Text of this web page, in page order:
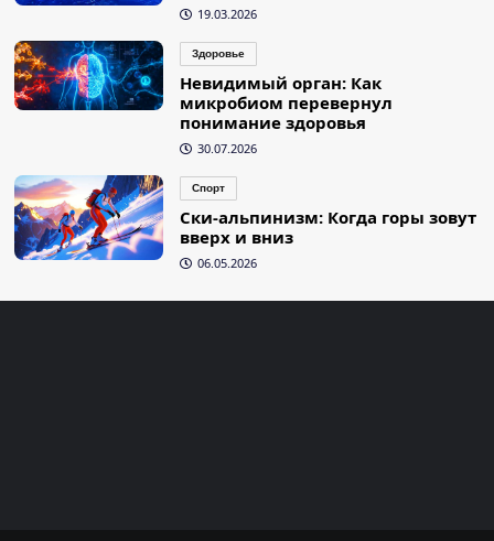
19.03.2026
Здоровье
Невидимый орган: Как
микробиом перевернул
понимание здоровья
30.07.2026
Спорт
Ски-альпинизм: Когда горы зовут
вверх и вниз
06.05.2026